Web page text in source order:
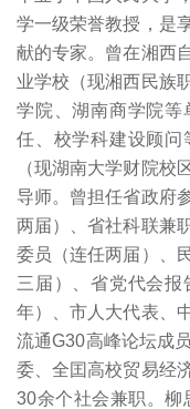
学一级荣誉教授，是
献的专家。曾在湘西
业学校（现湘西民族
学院、湖南商学院等
任、校学科建设顾问
（现湖南大学财院校
导师。曾担任省政府
两届）、省社科联兼
委员（连任两届）、
三届）、省党代会
年）、市人大代表、
流通G30高峰论坛成
委、全囯高校贸易经
30余个社会兼职。柳